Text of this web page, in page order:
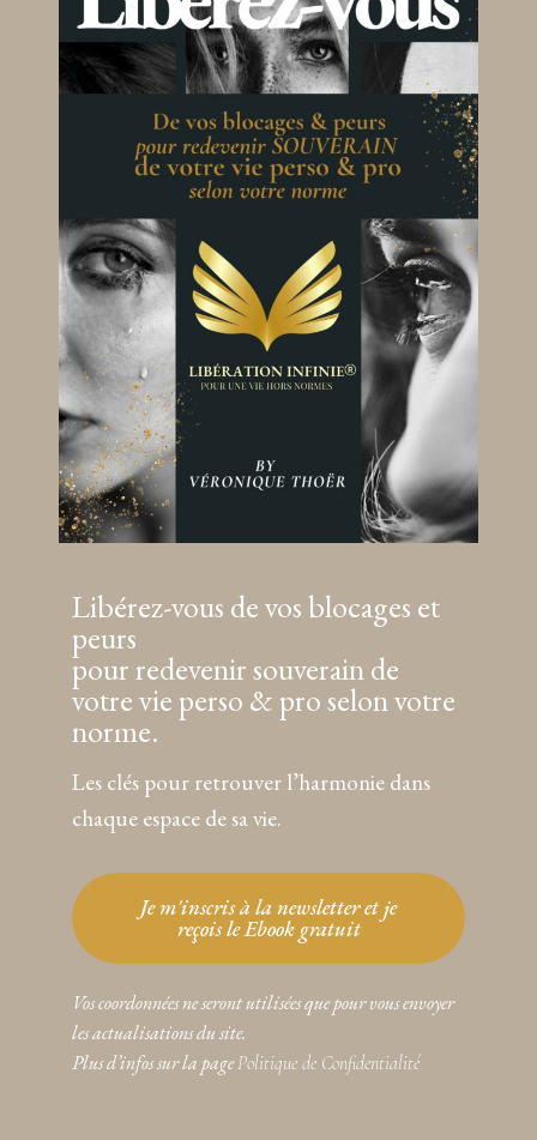
Libérez-vous de vos blocages et
peurs
pour redevenir souverain de
votre vie perso & pro selon votre
norme.
Les clés pour retrouver l’harmonie dans
chaque espace de sa vie.
Je m'inscris à la newsletter et je
reçois le Ebook gratuit
Vos coordonnées ne seront utilisées que pour vous envoyer
les actualisations du site.
Plus d’infos sur la pagePolitique de Confidentialité